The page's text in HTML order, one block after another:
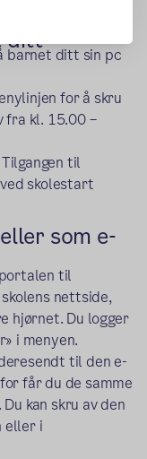
ditt
barnet ditt sin pc
for å skru
kl. 15.00 –
til
skolestart
som e-
til
nettside,
hjørnet. Du logger
i menyen.
til den e-
får du de samme
kan skru av den
eller i